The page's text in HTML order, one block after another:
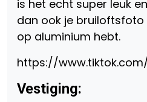
is het echt super leuk
dan ook je
op aluminium hebt.
https://
Vestiging: